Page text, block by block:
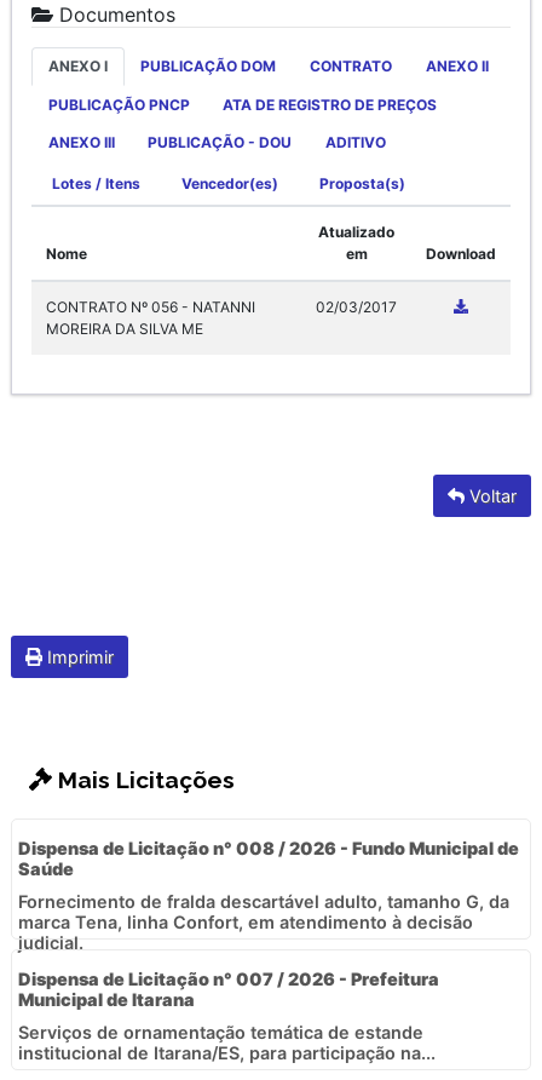
Documentos
ANEXO I PUBLICAÇÃO DOM CONTRATO ANEXO II
PUBLICAÇÃO PNCP ATA DE REGISTRO DE PREÇOS
ANEXO III PUBLICAÇÃO - DOU ADITIVO
Lotes / Itens Vencedor(es) Proposta(s)
Nome
Atualizado
em
Download
CONTRATO Nº 056 - NATANNI
MOREIRA DA SILVA ME
02/03/2017
Voltar
Imprimir
Mais Licitações
Dispensa de Licitação n° 008 / 2026 - Fundo Municipal de
Saúde
Fornecimento de fralda descartável adulto, tamanho G, da
marca Tena, linha Confort, em atendimento à decisão
judicial.
Dispensa de Licitação n° 007 / 2026 - Prefeitura
Municipal de Itarana
Serviços de ornamentação temática de estande
institucional de Itarana/ES, para participação na...